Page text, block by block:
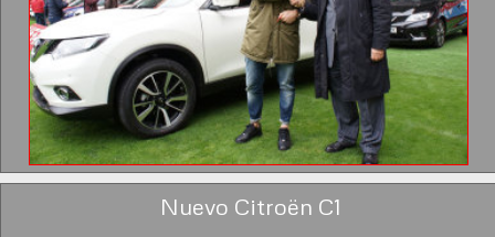
Nuevo Citroën C1